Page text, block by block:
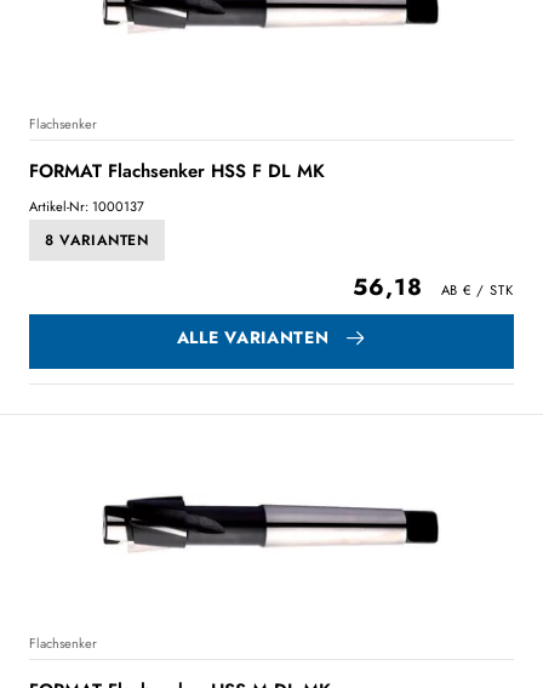
Flachsenker
FORMAT Flachsenker HSS F DL MK
Artikel-Nr: 1000137
8 VARIANTEN
56,18
ALLE VARIANTEN
Flachsenker